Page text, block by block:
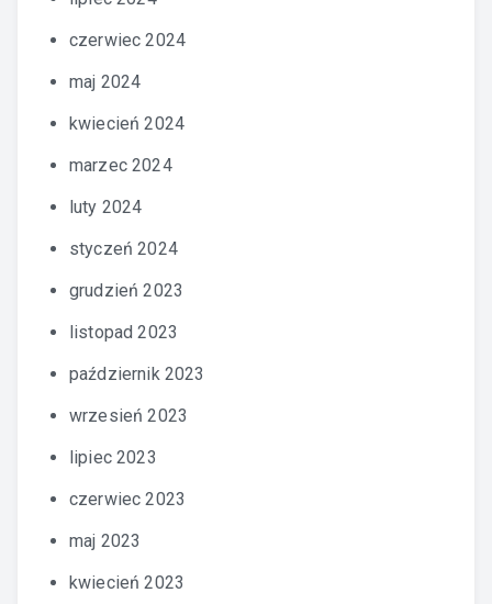
czerwiec 2024
maj 2024
kwiecień 2024
marzec 2024
luty 2024
styczeń 2024
grudzień 2023
listopad 2023
październik 2023
wrzesień 2023
lipiec 2023
czerwiec 2023
maj 2023
kwiecień 2023